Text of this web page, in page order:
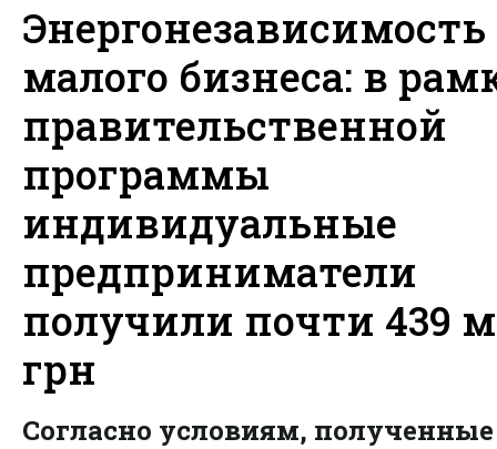
Энергонезависимость
малого бизнеса: в
правительственной
программы
индивидуальные
предприниматели
получили почти 439
грн
Согласно условиям, полученные